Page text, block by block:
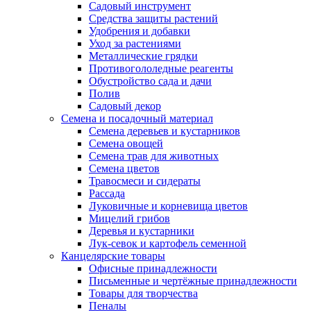
Садовый инструмент
Средства защиты растений
Удобрения и добавки
Уход за растениями
Металлические грядки
Противогололедные реагенты
Обустройство сада и дачи
Полив
Садовый декор
Семена и посадочный материал
Семена деревьев и кустарников
Семена овощей
Семена трав для животных
Семена цветов
Травосмеси и сидераты
Рассада
Луковичные и корневища цветов
Мицелий грибов
Деревья и кустарники
Лук-севок и картофель семенной
Канцелярские товары
Офисные принадлежности
Письменные и чертёжные принадлежности
Товары для творчества
Пеналы